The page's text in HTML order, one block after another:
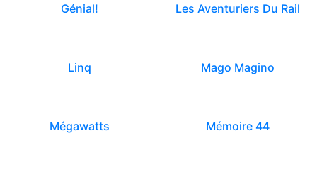
Génial! Les Aventuriers Du Rail
Linq Mago Magino
Mégawatts Mémoire 44